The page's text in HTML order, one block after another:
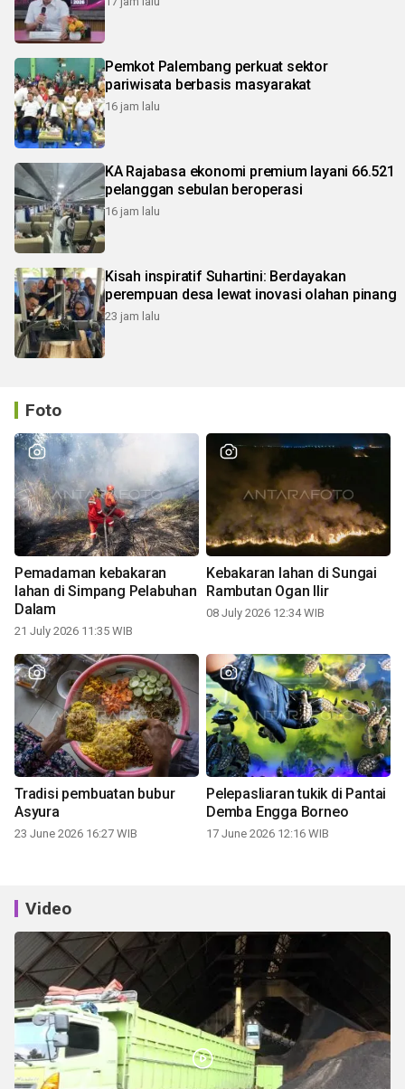
Pemkot Palembang perkuat sektor
pariwisata berbasis masyarakat
16 jam lalu
KA Rajabasa ekonomi premium layani 66.521
pelanggan sebulan beroperasi
16 jam lalu
Kisah inspiratif Suhartini: Berdayakan
perempuan desa lewat inovasi olahan pinang
23 jam lalu
Foto
Pemadaman kebakaran
lahan di Simpang Pelabuhan
Dalam
21 July 2026 11:35 WIB
Kebakaran lahan di Sungai
Rambutan Ogan Ilir
08 July 2026 12:34 WIB
Tradisi pembuatan bubur
Asyura
23 June 2026 16:27 WIB
Pelepasliaran tukik di Pantai
Demba Engga Borneo
17 June 2026 12:16 WIB
Video